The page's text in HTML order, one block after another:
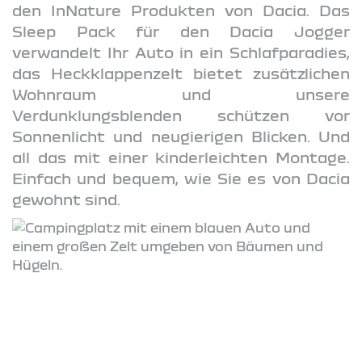
den InNature Produkten von Dacia. Das
Sleep Pack für den Dacia Jogger
verwandelt Ihr Auto in ein Schlafparadies,
das Heckklappenzelt bietet zusätzlichen
Wohnraum und unsere
Verdunklungsblenden schützen vor
Sonnenlicht und neugierigen Blicken. Und
all das mit einer kinderleichten Montage.
Einfach und bequem, wie Sie es von Dacia
gewohnt sind.